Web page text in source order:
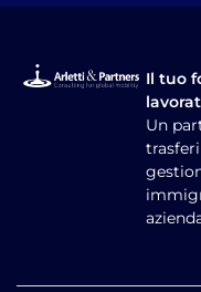
Il tuo
Un